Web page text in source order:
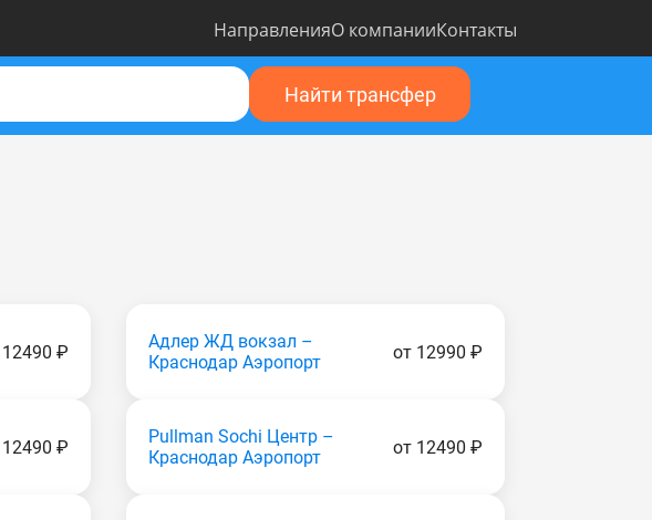
НаправленияО компанииКонтакты
Найти трансфер
₽
Адлер ЖД вокзал –
Краснодар Аэропорт
от 12990 ₽
₽
Pullman Sochi Центр –
Краснодар Аэропорт
от 12490 ₽